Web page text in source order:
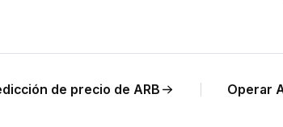
de precio de ARB Operar